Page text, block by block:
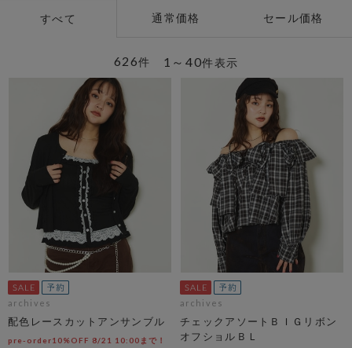
すべて 通常価格 セール価格
1～40件表示
626件
archives
配色レースカットアンサンブル
pre-order10%OFF 8/21 10:00まで！
archives
チェックアソートＢＩＧリボン
オフショルＢＬ